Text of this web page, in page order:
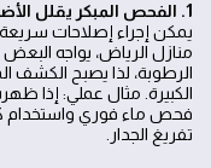
1. الفحص المبكر يقلل الأضرار البنائية
يمكن إجراء إصلاحات
منازل الرياض، يواجه
الرطوبة، لذا يصبح الكشف
الكبيرة. مثال عملي: إذا
فحص ماء فوري واستخدام
تفريغ الجدار.